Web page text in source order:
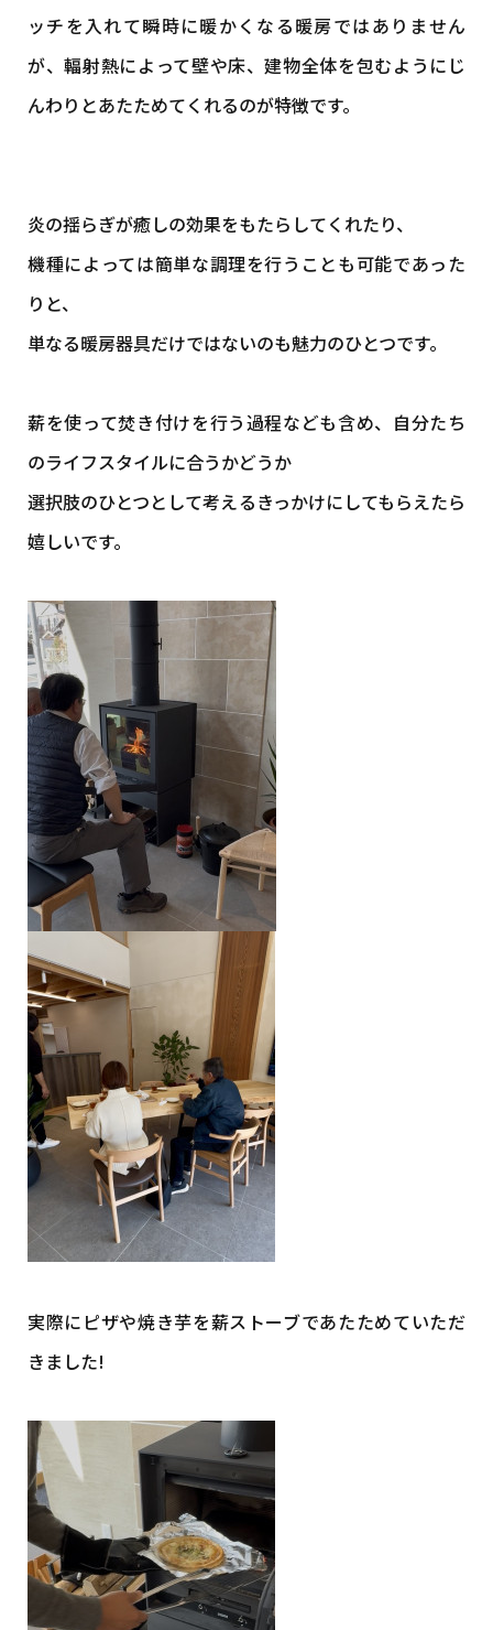
ッチを入れて瞬時に暖かくなる暖房ではありません
が、輻射熱によって壁や床、建物全体を包むようにじ
んわりとあたためてくれるのが特徴です。
炎の揺らぎが癒しの効果をもたらしてくれたり、
機種によっては簡単な調理を行うことも可能であった
りと、
単なる暖房器具だけではないのも魅力のひとつです。
薪を使って焚き付けを行う過程なども含め、自分たち
のライフスタイルに合うかどうか
選択肢のひとつとして考えるきっかけにしてもらえたら
嬉しいです。
実際にピザや焼き芋を薪ストーブであたためていただ
きました!